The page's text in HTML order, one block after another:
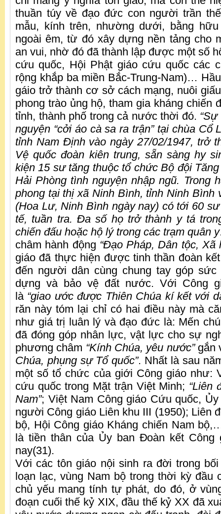
thuần túy về đạo đức con người trần
mẫu, kính trên, nhường dưới, bằng
ngoài êm, từ đó xây dựng nền tảng cho
an vui, nhờ đó đã thành lập được một số
cứu quốc, Hội Phật giáo cứu quốc các
rộng khắp ba miền Bắc-Trung-Nam)…
gáio trở thành cơ sở cách mạng, nuôi
phong trào ủng hộ, tham gia kháng chiến
tỉnh, thành phố trong cả nước thời đó.
nguyện “cởi áo cà sa ra trận” tại chùa Cổ
tỉnh Nam Định vào ngày 27/02/1947, trở
Vệ quốc đoàn kiên trung, sẵn sàng hy
kiện 15 sư tăng thuộc tổ chức Bộ đội
Hải Phòng tình nguyện nhập ngũ. Trong
phong tại thị xã Ninh Bình, tỉnh Ninh Bình
(Hoa Lư, Ninh Bình ngày nay) có tới 60
tế, tuần tra. Đa số họ trở thành y tá
chiến đấu hoặc hộ lý trong các trạm quân
châm hành động “Đạo Pháp, Dân tộc, Xã
giáo đã thực hiện được tinh thần đoàn
đến người dân cùng chung tay góp sức
dựng và bảo vệ đất nước. Với Công
là “giao ước được Thiên Chúa kí kết với
răn này tóm lại chỉ có hai điều này mà
như giá trị luân lý và đạo đức là: Mến
đã đóng góp nhân lực, vật lực cho sự
phương châm “Kính Chúa, yêu nước”gắn
Chúa, phụng sự Tổ quốc”. Nhất là sau
một số tổ chức của giới Công giáo như:
cứu quốc trong Mặt trận Việt Minh; “Liên
Nam”; Việt Nam Công giáo Cứu quốc,
người Công giáo Liên khu III (1950); Liên
bộ, Hội Công giáo Kháng chiến Nam
là tiền thân của Ủy ban Đoàn kết Công
nay(31).
Với các tôn giáo nội sinh ra đời trong
loạn lạc, vùng Nam bộ trong thời kỳ đầu
chủ yếu mang tính tự phát, do đó, ở
đoạn cuối thế kỷ XIX, đầu thế kỷ XX đã